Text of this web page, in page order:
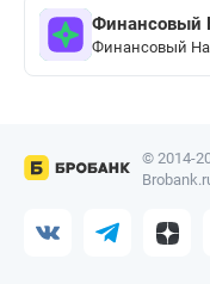
Финансовый
Финансовый
© 2014-